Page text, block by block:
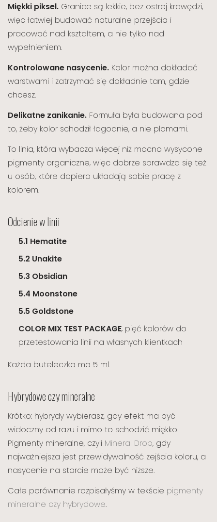
Miękki piksel. Granice są lekkie, bez ostrej krawędzi,
więc łatwiej budować naturalne przejścia i
pracować nad kształtem, a nie tylko nad
wypełnieniem.
Kontrolowane nasycenie. Kolor można dokładać
warstwami i zatrzymać się dokładnie tam, gdzie
chcesz.
Delikatne zanikanie. Formuła była budowana pod
to, żeby kolor schodził łagodnie, a nie plamami.
To linia, która wybacza więcej niż mocno wysycone
pigmenty organiczne, więc dobrze sprawdza się też
u osób, które dopiero układają sobie pracę z
kolorem.
Odcienie w linii
5.1 Hematite
5.2 Unakite
5.3 Obsidian
5.4 Moonstone
5.5 Goldstone
COLOR MIX TEST PACKAGE, pięć kolorów do
przetestowania linii na własnych klientkach
Każda buteleczka ma 5 ml.
Hybrydowe czy mineralne
Krótko: hybrydy wybierasz, gdy efekt ma być
widoczny od razu i mimo to schodzić miękko.
Pigmenty mineralne, czyli Mineral Drop, gdy
najważniejsza jest przewidywalność zejścia koloru, a
nasycenie na starcie może być niższe.
Całe porównanie rozpisałyśmy w tekście pigmenty
mineralne czy hybrydowe.